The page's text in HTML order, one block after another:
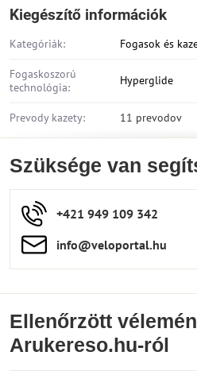
Kiegészítő információk
Kategóriák: Fogasok és
Fogaskoszorú
technológia:
Hyperglide
Prevody kazety: 11 prevodov
Szüksége van
+421 949 109 342
info​​@veloportal​.hu
Ellenőrzött
Arukereso.hu-ról